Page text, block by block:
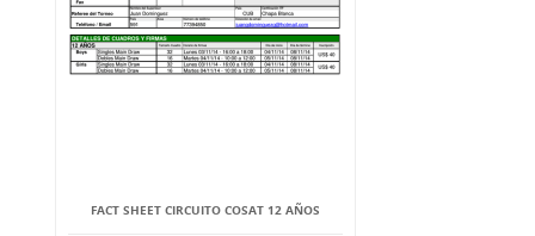
FACT SHEET CIRCUITO COSAT 12 AÑOS